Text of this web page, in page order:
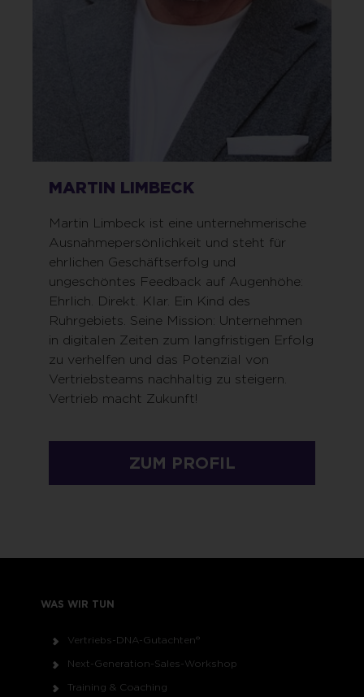
MARTIN LIMBECK
Martin Limbeck ist eine unternehmerische
Ausnahmepersönlichkeit und steht für
ehrlichen Geschäftserfolg und
ungeschöntes Feedback auf Augenhöhe:
Ehrlich. Direkt. Klar. Ein Kind des
Ruhrgebiets. Seine Mission: Unternehmen
in digitalen Zeiten zum langfristigen Erfolg
zu verhelfen und das Potenzial von
Vertriebsteams nachhaltig zu steigern.
Vertrieb macht Zukunft!
ZUM PROFIL
WAS WIR TUN
Vertriebs-DNA-Gutachten®
Next-Generation-Sales-Workshop
Training & Coaching